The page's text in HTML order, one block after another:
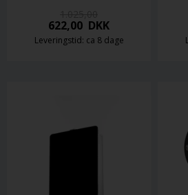
622,00 DKK
Leveringstid: ca 8 dage